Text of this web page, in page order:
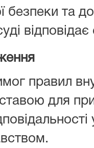
та
правил
для